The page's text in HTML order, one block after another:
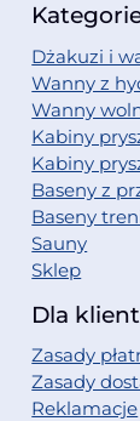
Dżakuzi i
Wanny z
Wanny
Kabiny
Kabiny
Baseny z
Baseny
Sauny
Sklep
Dla
Zasady
Zasady
Reklamacje